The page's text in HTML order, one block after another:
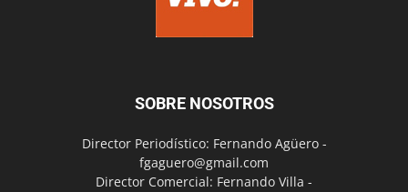
SOBRE NOSOTROS
Director Periodístico: Fernando Agüero -
fgaguero@gmail.com
Director Comercial: Fernando Villa -